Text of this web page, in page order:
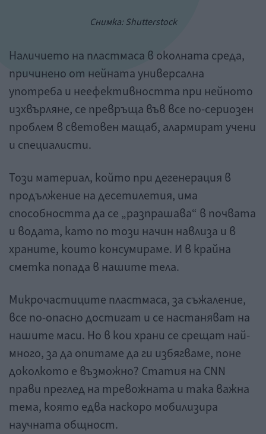
Снимка:Shutterstock
Наличието на пластмаса в околната среда,
причинено от нейната универсална
употреба и неефективността при нейното
изхвърляне, се превръща във все по-сериозен
проблем в световен мащаб, алармират учени
и специалисти.
Този материал, който при дегенерация в
продължение на десетилетия, има
способността да се „разпрашава“ в почвата
и водата, като по този начин навлиза и в
храните, които консумираме. И в крайна
сметка попада в нашите тела.
Микрочастиците пластмаса, за съжаление,
все по-опасно достигат и се настаняват на
нашите маси. Но в кои храни се срещат най-
много, за да опитаме да ги избягваме, поне
доколкото е възможно? Статия на CNN
прави преглед на тревожната и така важна
тема, която едва наскоро мобилизира
научната общност.